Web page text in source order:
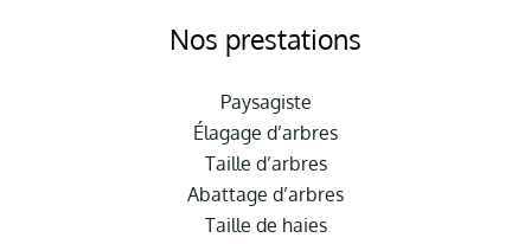
Nos prestations
Paysagiste
Élagage d’arbres
Taille d’arbres
Abattage d’arbres
Taille de haies